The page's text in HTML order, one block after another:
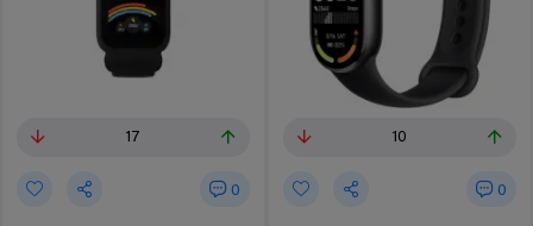
17
0
10
0